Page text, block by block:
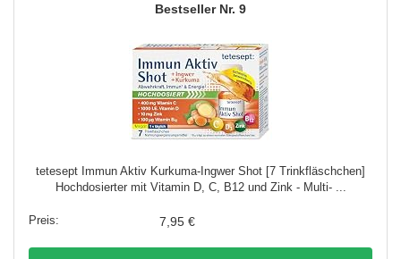
9
tetesept Immun Aktiv Kurkuma-Ingwer Shot [7 Trinkfläschchen]
Hochdosierter mit Vitamin D, C, B12 und Zink - Multi- ...
7,95 €